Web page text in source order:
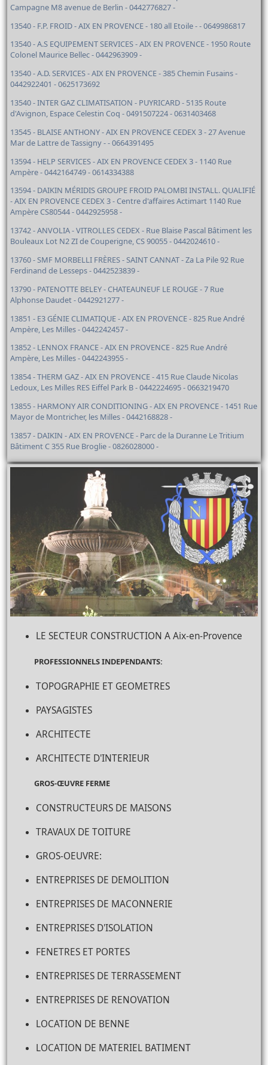
Campagne M8 avenue de Berlin - 0442776827 -
13540 - F.P. FROID - AIX EN PROVENCE - 180 all Etoile - - 0649986817
13540 - A.S EQUIPEMENT SERVICES - AIX EN PROVENCE - 1950 Route
Colonel Maurice Bellec - 0442963909 -
13540 - A.D. SERVICES - AIX EN PROVENCE - 385 Chemin Fusains -
0442922401 - 0625173692
13540 - INTER GAZ CLIMATISATION - PUYRICARD - 5135 Route
d'Avignon, Espace Celestin Coq - 0491507224 - 0631403468
13545 - BLAISE ANTHONY - AIX EN PROVENCE CEDEX 3 - 27 Avenue
Mar de Lattre de Tassigny - - 0664391495
13594 - HELP SERVICES - AIX EN PROVENCE CEDEX 3 - 1140 Rue
Ampère - 0442164749 - 0614334388
13594 - DAIKIN MÉRIDIS GROUPE FROID PALOMBI INSTALL. QUALIFIÉ
- AIX EN PROVENCE CEDEX 3 - Centre d'affaires Actimart 1140 Rue
Ampère CS80544 - 0442925958 -
13742 - ANVOLIA - VITROLLES CEDEX - Rue Blaise Pascal Bâtiment les
Bouleaux Lot N2 ZI de Couperigne, CS 90055 - 0442024610 -
13760 - SMF MORBELLI FRÈRES - SAINT CANNAT - Za La Pile 92 Rue
Ferdinand de Lesseps - 0442523839 -
13790 - PATENOTTE BELEY - CHATEAUNEUF LE ROUGE - 7 Rue
Alphonse Daudet - 0442921277 -
13851 - E3 GÉNIE CLIMATIQUE - AIX EN PROVENCE - 825 Rue André
Ampère, Les Milles - 0442242457 -
13852 - LENNOX FRANCE - AIX EN PROVENCE - 825 Rue André
Ampère, Les Milles - 0442243955 -
13854 - THERM GAZ - AIX EN PROVENCE - 415 Rue Claude Nicolas
Ledoux, Les Milles RES Eiffel Park B - 0442224695 - 0663219470
13855 - HARMONY AIR CONDITIONING - AIX EN PROVENCE - 1451 Rue
Mayor de Montricher, les Milles - 0442168828 -
13857 - DAIKIN - AIX EN PROVENCE - Parc de la Duranne Le Tritium
Bâtiment C 355 Rue Broglie - 0826028000 -
LE SECTEUR CONSTRUCTION A Aix-en-Provence
PROFESSIONNELS INDEPENDANTS:
TOPOGRAPHIE ET GEOMETRES
PAYSAGISTES
ARCHITECTE
ARCHITECTE D'INTERIEUR
GROS-ŒUVRE FERME
CONSTRUCTEURS DE MAISONS
TRAVAUX DE TOITURE
GROS-OEUVRE:
ENTREPRISES DE DEMOLITION
ENTREPRISES DE MACONNERIE
ENTREPRISES D'ISOLATION
FENETRES ET PORTES
ENTREPRISES DE TERRASSEMENT
ENTREPRISES DE RENOVATION
LOCATION DE BENNE
LOCATION DE MATERIEL BATIMENT